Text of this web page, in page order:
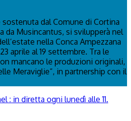
sostenuta dal Comune di Cortina
da Musincantus, si svilupperà nel
nella Conca Ampezzana
aprile al 19 settembre. Tra le
mancano le produzioni originali,
Meraviglie”, in partnership con il